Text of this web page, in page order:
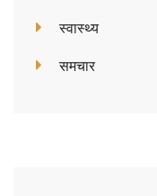
स्वास्थ्य
समचार